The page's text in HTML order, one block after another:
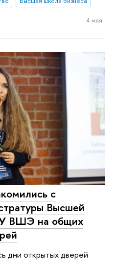
4 мая
с
Высшей
ВШЭ на общих
дни открытых дверей